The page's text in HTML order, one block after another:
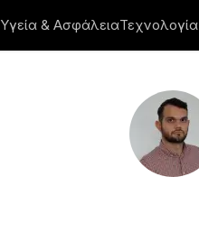
Υγεία & ΑσφάλειαΤεχνολογία